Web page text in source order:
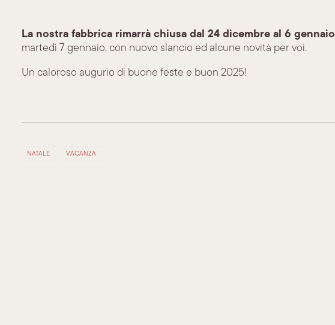
La nostra fabbrica rimarrà chiusa dal 24 dicembre al 6 gennaio
martedì 7 gennaio, con nuovo slancio ed alcune novità per voi.
Un caloroso augurio di buone feste e buon 2025!
NATALE VACANZA